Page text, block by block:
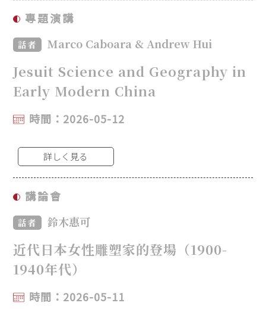
專題演講
話者 Marco Caboara & Andrew Hui
Jesuit Science and Geography in
Early Modern China
時間：2026-05-12
詳しく見る
講論會
話者 鈴木惠可
近代日本女性雕塑家的登場（1900-
1940年代）
時間：2026-05-11